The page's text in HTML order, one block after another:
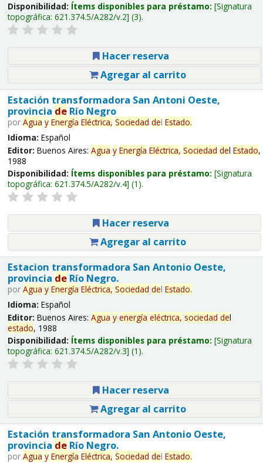
Disponibilidad: Ítems disponibles para préstamo: Signatura
topográfica: 621.374.5/A282/v.2 (3).
Hacer reserva
Agregar al carrito
Estación transformadora San Antoni Oeste,
provincia deRío Negro
por Agua y Energía Eléctrica, Sociedad del Estado.
Idioma: Español
Editor: Buenos Aires: Agua y Energía Eléctrica, Sociedad del Estado,
1988
Disponibilidad: Ítems disponibles para préstamo: Signatura
topográfica: 621.374.5/A282/v.4 (1).
Hacer reserva
Agregar al carrito
Estacion transformadora San Antonio Oeste,
provincia deRío Negro.
por Agua y Energía Eléctrica, Sociedad del Estado.
Idioma: Español
Editor: Buenos Aires: Agua y energía eléctrica, sociedad del
estado, 1988
Disponibilidad: Ítems disponibles para préstamo: Signatura
topográfica: 621.374.5/A282/v.3 (1).
Hacer reserva
Agregar al carrito
Estación transformadora San Antonio Oeste,
provincia deRío Negro.
por Agua y Energía Eléctrica, Sociedad del Estado.